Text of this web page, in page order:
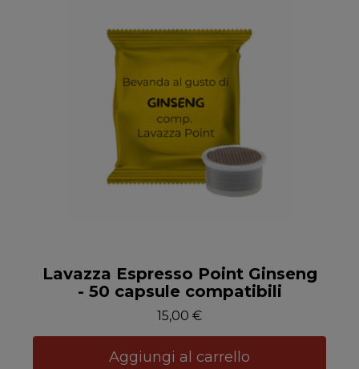
Anteprima
Lavazza Espresso Point Ginseng
- 50 capsule compatibili
15,00 €
Aggiungi al carrello